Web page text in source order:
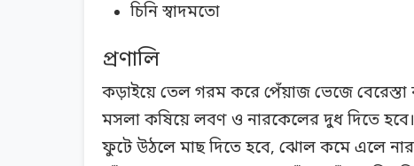
চিনি স্বাদমতো
প্রণালি
কড়াইয়ে তেল গরম করে পেঁয়াজ ভেজে
মসলা কষিয়ে লবণ ও নারকেলের দুধ দিতে হবে।
ফুটে উঠলে মাছ দিতে হবে, ঝোল কমে এলে